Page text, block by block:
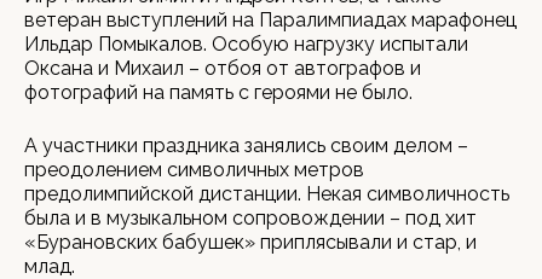
ветеран выступлений на Паралимпиадах марафонец
Ильдар Помыкалов. Особую нагрузку испытали
Оксана и Михаил – отбоя от автографов и
фотографий на память с героями не было.
А участники праздника занялись своим делом –
преодолением символичных метров
предолимпийской дистанции. Некая символичность
была и в музыкальном сопровождении – под хит
«Бурановских бабушек» приплясывали и стар, и
млад.